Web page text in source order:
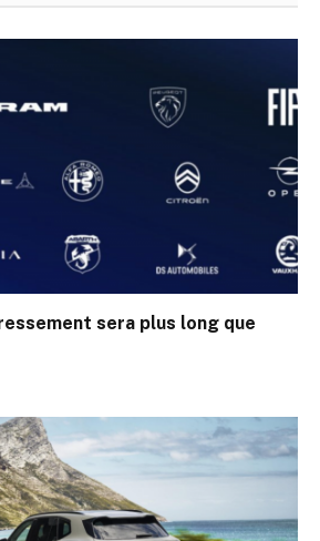
sera plus long que